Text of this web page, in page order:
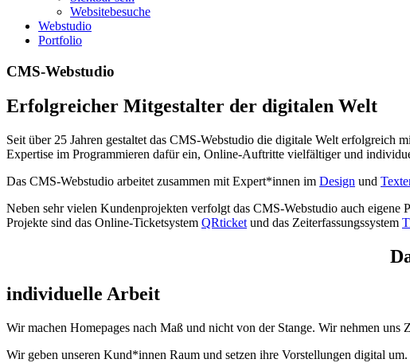
Websitebesuche
Webstudio
Portfolio
CMS-Webstudio
Erfolgreicher Mitgestalter der digitalen Welt
Seit über 25 Jahren gestaltet das CMS-Webstudio die digitale Welt erfolgreich
Expertise im Programmieren dafür ein, Online-Auftritte vielfältiger und
Das CMS-Webstudio arbeitet zusammen mit Expert*innen im Design und
Neben sehr vielen Kundenprojekten verfolgt das CMS-Webstudio auch
Projekte sind das Online-Ticketsystem QRticket und das Zeiterfassungssystem
individuelle Arbeit
Wir machen Homepages nach Maß und nicht von der Stange. Wir nehmen
Wir geben unseren Kund*innen Raum und setzen ihre Vorstellungen digital um.